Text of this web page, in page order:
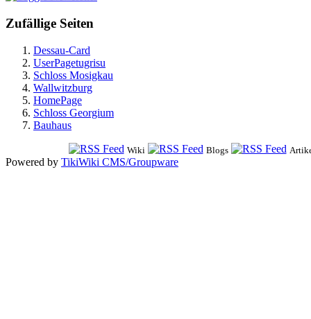
Zufällige Seiten
Dessau-Card
UserPagetugrisu
Schloss Mosigkau
Wallwitzburg
HomePage
Schloss Georgium
Bauhaus
Wiki Blogs
Powered by TikiWiki CMS/Groupware